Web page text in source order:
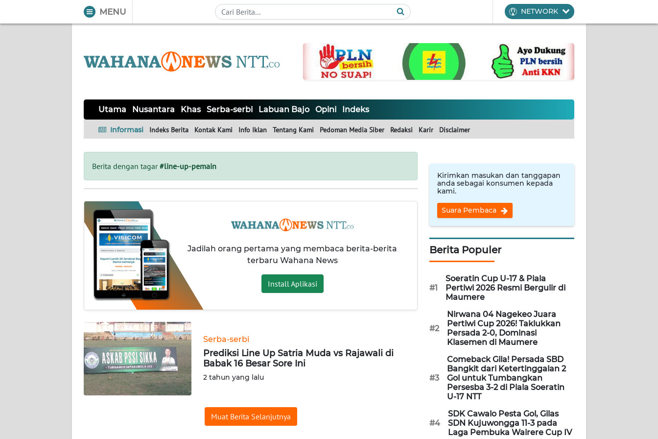
MENU NETWORK
Utama Nusantara Khas Serba-serbi Labuan Bajo Opini Indeks
Informasi Indeks Berita Kontak Kami Info Iklan Tentang Kami Pedoman Media Siber Redaksi Karir Disclaimer
Berita dengan tagar#line-up-pemain
Jadilah orang pertama yang membaca berita-berita
terbaru Wahana News
Install Aplikasi
Serba-serbi
Prediksi Line Up Satria Muda vs Rajawali di
Babak 16 Besar Sore Ini
2 tahun yang lalu
Muat Berita Selanjutnya
Kirimkan masukan dan tanggapan
anda sebagai konsumen kepada
kami.
Suara Pembaca
Berita Populer
#1
Soeratin Cup U-17 & Piala
Pertiwi 2026 Resmi Bergulir di
Maumere
#2
Nirwana 04 Nagekeo Juara
Pertiwi Cup 2026! Taklukkan
Persada 2-0, Dominasi
Klasemen di Maumere
#3
Comeback Gila! Persada SBD
Bangkit dari Ketertinggalan 2
Gol untuk Tumbangkan
Persesba 3-2 di Piala Soeratin
U-17 NTT
#4
SDK Cawalo Pesta Gol, Gilas
SDN Kujuwongga 11-3 pada
Laga Pembuka Wairere Cup IV